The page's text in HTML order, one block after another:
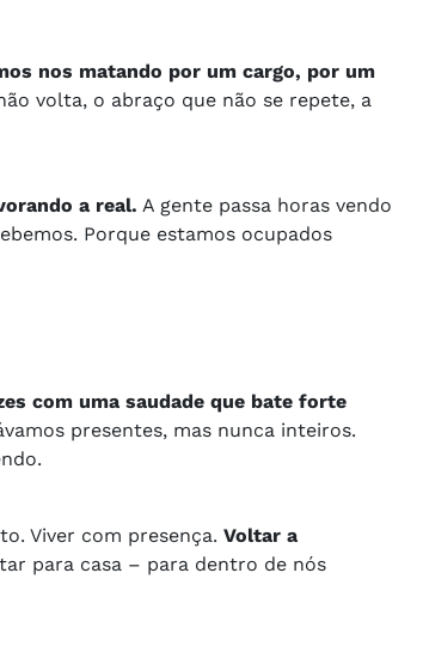
nos matando por um cargo, por um
volta, o abraço que não se repete, a
a real. A gente passa horas vendo
Porque estamos ocupados
com uma saudade que bate forte
presentes, mas nunca inteiros.
Viver com presença. Voltar a
para casa – para dentro de nós